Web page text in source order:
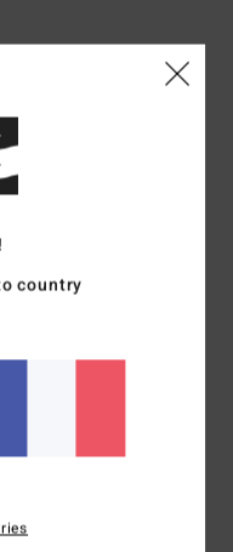
: Taille parfaite
tellement il est bien taillé
country